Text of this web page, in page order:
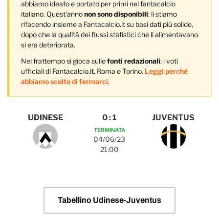
abbiamo ideato e portato per primi nel fantacalcio
italiano. Quest'annonon sono disponibili: li stiamo
rifacendo insieme a Fantacalcio.it su basi dati più solide,
dopo che la qualità dei flussi statistici che li alimentavano
si era deteriorata.
Nel frattempo si gioca sullefonti redazionali: i voti
ufficiali di Fantacalcio.it, Roma e Torino. Leggi perché
abbiamo scelto di fermarci.
UDINESE 0:1
TERMINATA
04/06/23
21:00
JUVENTUS
Tabellino Udinese-Juventus